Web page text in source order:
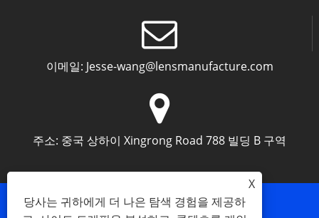
이메일: Jesse-wang@lensmanufacture.com
주소: 중국 상하이 Xingrong Road 788 빌딩 B 구역
X
당사는 귀하에게 더 나은 탐색 경험을 제공하